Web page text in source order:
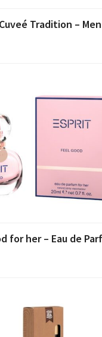
Tradition –
for her – Eau de